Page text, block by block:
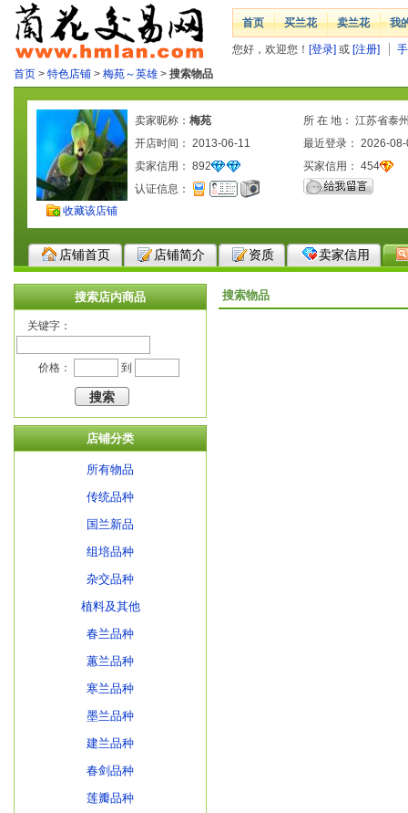
首页 买兰花 卖兰花 我
您好，欢迎您！ [登录] 或 [注册]
首页 > 特色店铺 > 梅苑～英雄 > 搜索物品
收藏该店铺
卖家昵称： 梅苑
所 在 地： 江苏省泰
开店时间： 2013-06-11
最近登录： 2026-
卖家信用： 892 买家信用： 454
认证信息：
店铺首页 店铺简介 资质 卖家信用
搜索店内商品
关键字：
价格： 到
店铺分类
所有物品
传统品种
国兰新品
组培品种
杂交品种
植料及其他
春兰品种
蕙兰品种
寒兰品种
墨兰品种
建兰品种
春剑品种
莲瓣品种
搜索物品